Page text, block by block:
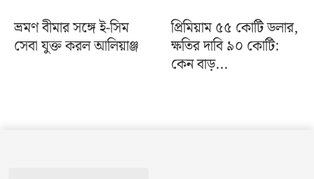
ভ্রমণ বীমার সঙ্গে ই-সিম
সেবা যুক্ত করল আলিয়াঞ্জ
প্রিমিয়াম ৫৫ কোটি ডলার,
ক্ষতির দাবি ৯০ কোটি:
কেন বাড়...